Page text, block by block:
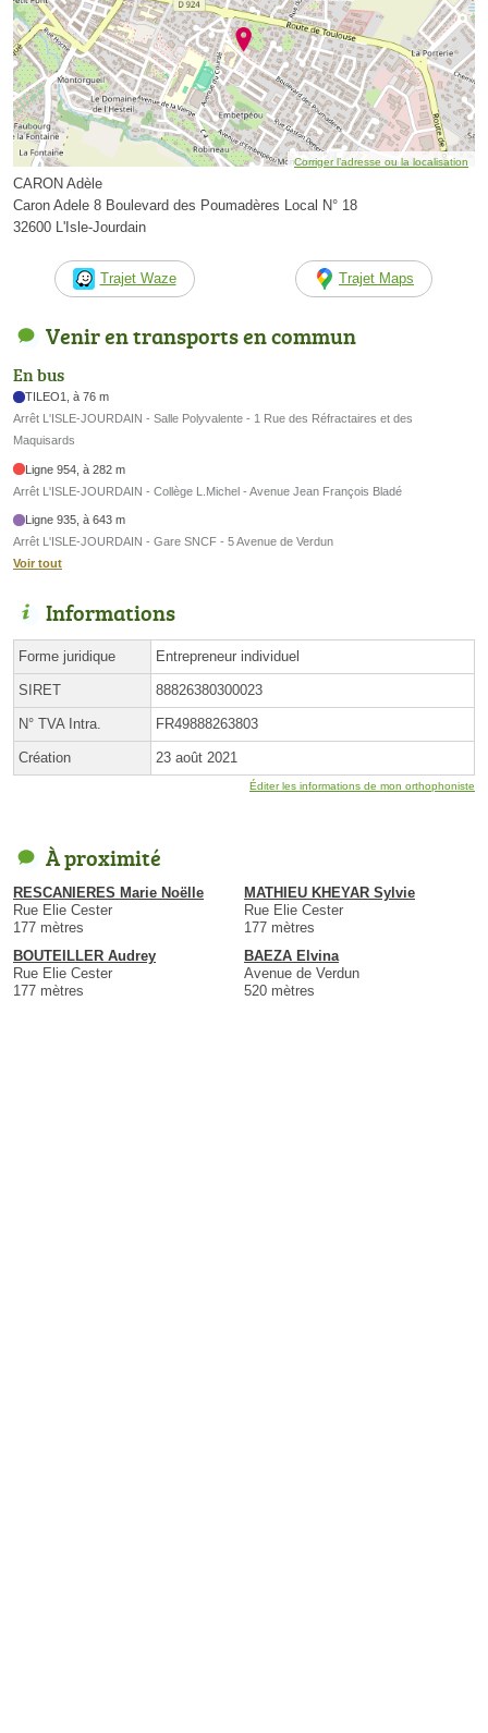
Corriger l’adresse ou la localisation
CARON Adèle
Caron Adele 8 Boulevard des Poumadères Local N° 18
32600 L'Isle-Jourdain
Trajet Waze Trajet Maps
Venir en transports en commun
En bus
TILEO1, à 76 m
Arrêt L'ISLE-JOURDAIN - Salle Polyvalente - 1 Rue des Réfractaires et des
Maquisards
Ligne 954, à 282 m
Arrêt L'ISLE-JOURDAIN - Collège L.Michel - Avenue Jean François Bladé
Ligne 935, à 643 m
Arrêt L'ISLE-JOURDAIN - Gare SNCF - 5 Avenue de Verdun
Voir tout
Informations
Forme juridique Entrepreneur individuel
SIRET 88826380300023
N° TVA Intra. FR49888263803
Création 23 août 2021
Éditer les informations de mon orthophoniste
À proximité
RESCANIERES Marie Noëlle
Rue Elie Cester
177 mètres
MATHIEU KHEYAR Sylvie
Rue Elie Cester
177 mètres
BOUTEILLER Audrey
Rue Elie Cester
177 mètres
BAEZA Elvina
Avenue de Verdun
520 mètres